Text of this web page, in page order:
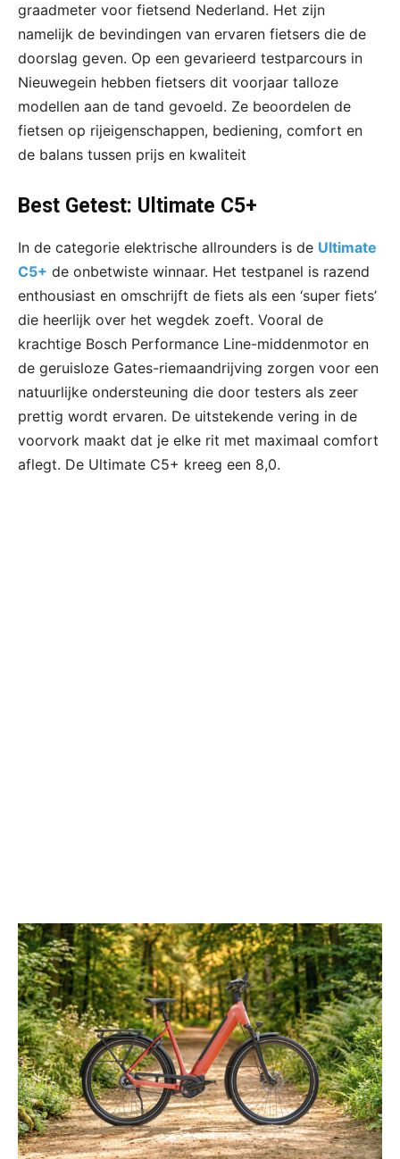
graadmeter voor fietsend Nederland. Het zijn
namelijk de bevindingen van ervaren fietsers die de
doorslag geven. Op een gevarieerd testparcours in
Nieuwegein hebben fietsers dit voorjaar talloze
modellen aan de tand gevoeld. Ze beoordelen de
fietsen op rijeigenschappen, bediening, comfort en
de balans tussen prijs en kwaliteit
Best Getest: Ultimate C5+
In de categorie elektrische allrounders is de Ultimate
C5+ de onbetwiste winnaar. Het testpanel is razend
enthousiast en omschrijft de fiets als een ‘super fiets’
die heerlijk over het wegdek zoeft. Vooral de
krachtige Bosch Performance Line-middenmotor en
de geruisloze Gates-riemaandrijving zorgen voor een
natuurlijke ondersteuning die door testers als zeer
prettig wordt ervaren. De uitstekende vering in de
voorvork maakt dat je elke rit met maximaal comfort
aflegt. De Ultimate C5+ kreeg een 8,0.